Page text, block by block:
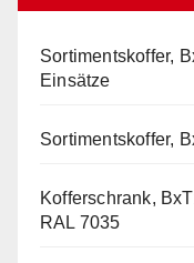
Sortimentskoffer,
Einsätze
Sortimentskoffer,
Kofferschrank,
RAL 7035